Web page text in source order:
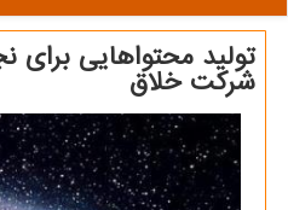
تولید محتواهایی برای
شرکت خلاق